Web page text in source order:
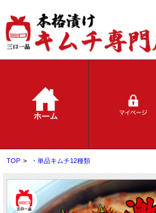
TOP > ・単品キムチ12種類